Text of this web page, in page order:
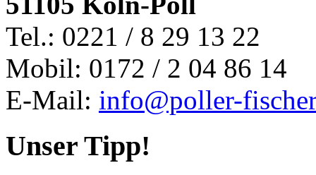
Tel.: 0221 / 8 29 13 22
Mobil: 0172 / 2 04 86 14
E-Mail: info@poller-
Unser Tipp!